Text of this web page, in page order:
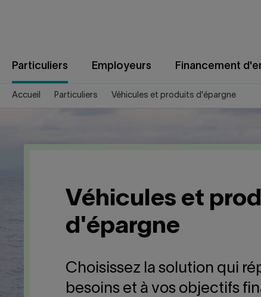
Particuliers Employeurs Financement
Accueil Particuliers Véhicules et produits d'épargne
Véhicules et
d'épargne
Choisissez la solution qui
besoins et à vos objectifs